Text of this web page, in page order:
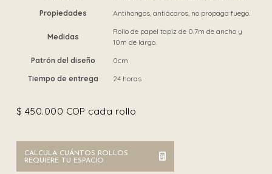
Propiedades
Antihongos, antiácaros, no propaga fuego.
Medidas
Rollo de papel tapiz de 0.7m de ancho y
10m de largo.
Patrón del diseño
0cm
Tiempo de entrega
24 horas
$ 450.000 COP cada rollo
CALCULA CUÁNTOS ROLLOS
REQUIERE TU ESPACIO